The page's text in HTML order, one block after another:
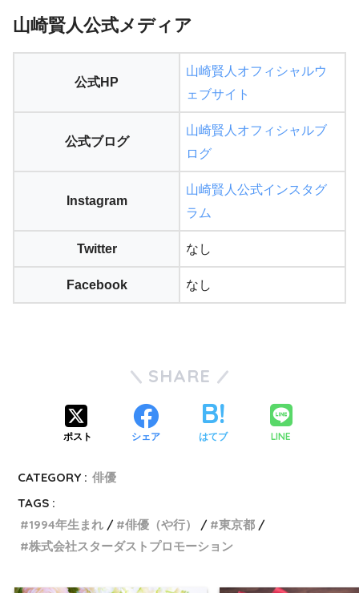
山崎賢人公式メディア
公式HP
山崎賢人オフィシャルウ
ェブサイト
公式ブログ
山崎賢人オフィシャルブ
ログ
Instagram
山崎賢人公式インスタグ
ラム
Twitter なし
Facebook なし
SHARE
ポスト シェア はてブ LINE
CATEGORY : 俳優
TAGS :
1994年生まれ
俳優（や行）
東京都
株式会社スターダストプロモーション